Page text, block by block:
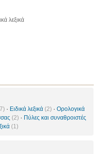
λεξικά
· Ειδικά λεξικά (2) · Ορολογικά
(2) · Πύλες και συναθροιστές
(1)